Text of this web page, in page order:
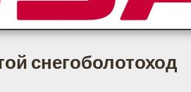
снегоболотоход